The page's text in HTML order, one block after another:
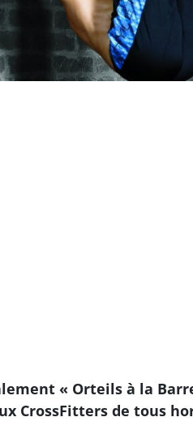
« Orteils à la
CrossFitters de tous